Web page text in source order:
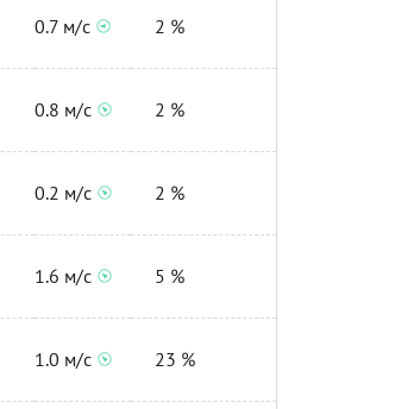
0.7 м/с 2 %
0.8 м/с 2 %
0.2 м/с 2 %
1.6 м/с 5 %
1.0 м/с 23 %